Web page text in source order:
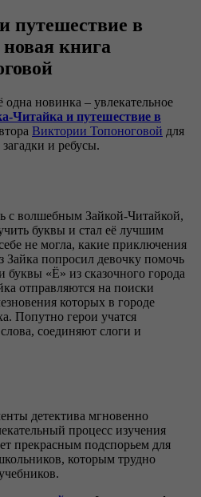
путешествие в
книга
новинка – увлекательное
Читайка и путешествие в
Виктории Топоноговой для
и ребусы.
с волшебным Зайкой-Читайкой,
буквы и стал её лучшим
не могла, какие приключения
Зайка попросил девочку помочь
«Ё» из сказочного города
отправляются на поиски
которых в городе
Попутно герои учатся
соединяют слоги и
детектива мгновенно
процесс изучения
прекрасным подспорьем для
которым трудно